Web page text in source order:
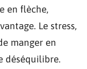
en flèche,
Le stress,
manger en
déséquilibre.